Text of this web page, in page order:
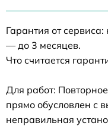
Гарантия от
— до 3 месяцев.
Что считается
Для работ:
прямо обусловлен с
неправильная